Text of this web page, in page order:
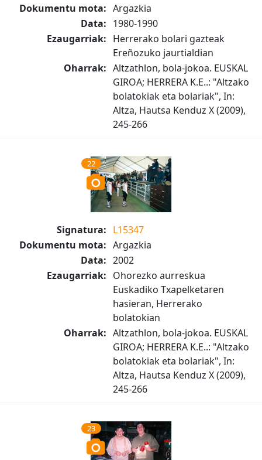
Dokumentu mota: Argazkia
Data: 1980-1990
Ezaugarriak: Herrerako bolari gazteak
Ereñozuko jaurtialdian
Oharrak: Altzathlon, bola-jokoa. EUSKAL
GIROA; HERRERA K.E..: "Altzako
bolatokiak eta bolariak", In:
Altza, Hautsa Kenduz X (2009),
245-266
22
Signatura: L15347
Dokumentu mota: Argazkia
Data: 2002
Ezaugarriak: Ohorezko aurreskua
Euskadiko Txapelketaren
hasieran, Herrerako
bolatokian
Oharrak: Altzathlon, bola-jokoa. EUSKAL
GIROA; HERRERA K.E..: "Altzako
bolatokiak eta bolariak", In:
Altza, Hautsa Kenduz X (2009),
245-266
23